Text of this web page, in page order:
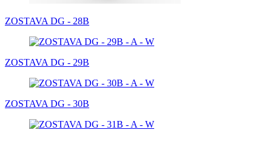
ZOSTAVA DG - 28B
ZOSTAVA DG - 29B
ZOSTAVA DG - 30B